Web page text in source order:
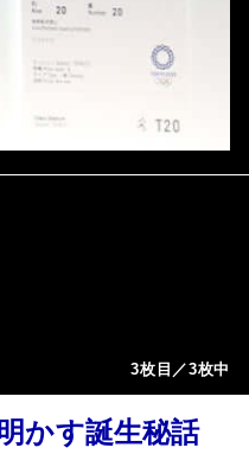
3枚目／3枚中
かす誕生秘話